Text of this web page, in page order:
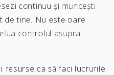
continuu și muncești
de tine. Nu este oare
controlul asupra
resurse ca să faci lucrurile